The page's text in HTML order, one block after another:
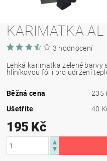
KARIMATKA AL
3 hodnocení
Lehká karimatka zelené
hliníkovou fólií pro udržení
Běžná cena
235
Ušetříte
40
195 Kč